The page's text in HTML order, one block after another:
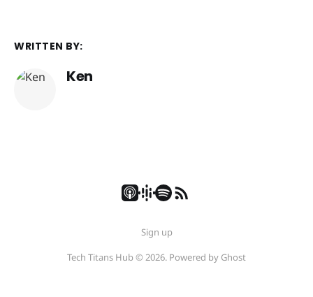
WRITTEN BY:
Ken
Sign up
Tech Titans Hub © 2026. Powered by Ghost